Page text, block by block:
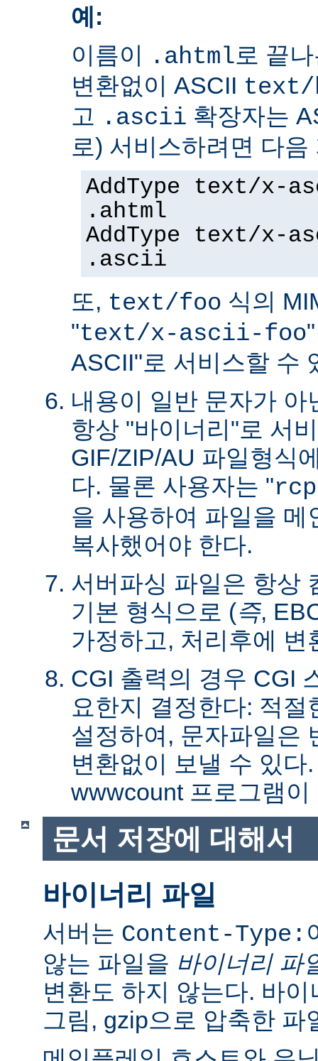
예:
이름이 .ahtml로 끝
변환없이 ASCII text/
고 .ascii 확장자는
로) 서비스하려면 다
AddType text/x-
.ahtml
AddType text/x-
.ascii
또, text/foo 식의
"text/x-ascii-foo
ASCII"로 서비스할 수
내용이 일반 문자가 아
항상 "바이너리"로 서
GIF/ZIP/AU 파일형식
다. 물론 사용자는 "
을 사용하여 파일을 메
복사했어야 한다.
서버파싱 파일은 항상
기본 형식으로 (즉,
가정하고, 처리후에 변
CGI 출력의 경우 CGI
요한지 결정한다: 적
설정하여, 문자파일은
변환없이 보낼 수 있다
wwwcount 프로그램
문서 저장에 대해서
바이너리 파일
서버는 Content-Type:
않는 파일을 바이너리 파
변환도 하지 않는다. 바
그림, gzip으로 압축한 파